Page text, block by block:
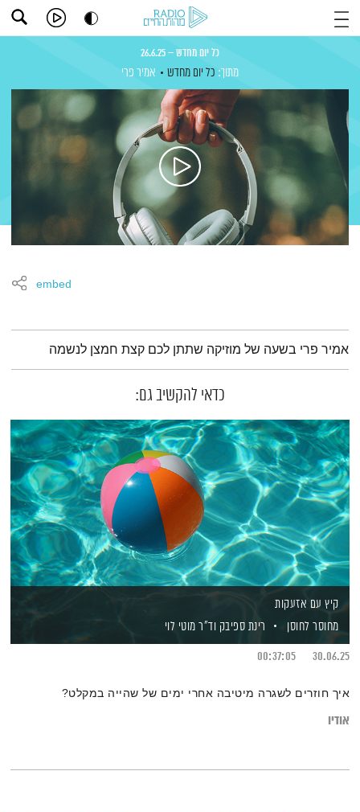
כל יום מחדש – 26.6.25
מתוך: כל יום מחדש אמיר פרי
embed
תמצית הפודקאסט
אמיר פרי בשעה של מוזיקה שתתן לכם קצת חמצן לנשמה
כדאי להקשיב גם:
קיץ עם אזעקות
מחוסר לחוסן
רינת ספיבק וד"ר מוטי לוי
30.06.25
00:37:05
איך חוזרים לשגרה מיטיבה אחרי ימים של שהייה במקלט?
אודיו